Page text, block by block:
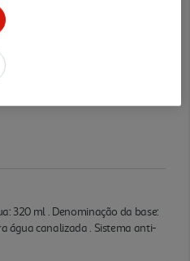
320 ml . Denominação da base:
água canalizada . Sistema anti-